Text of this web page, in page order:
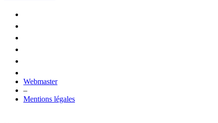
Webmaster
–
Mentions légales